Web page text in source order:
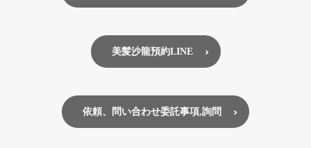
美髪沙龍預約LINE
依頼、問い合わせ委託事項,詢問